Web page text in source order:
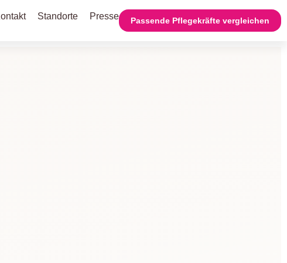
Standorte Presse Passende Pflegekräfte vergleichen